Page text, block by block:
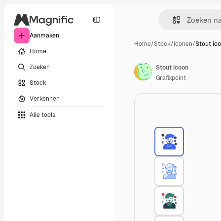
Aanmaken
Home
Zoeken
Stock
Verkennen
Alle tools
Home/Stock/Iconen/Stout
Stout icoon
Grafixpoint